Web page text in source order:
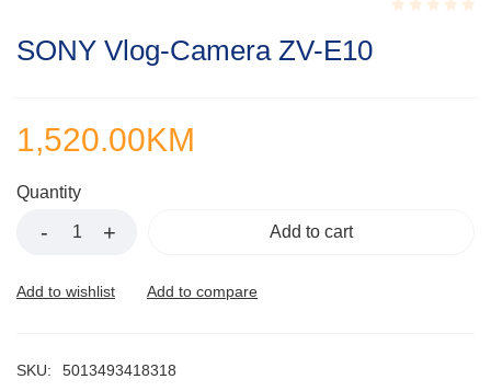
SONY Vlog-Camera ZV-E10
1,520.00KM
Quantity
Add to cart
SKU: 5013493418318